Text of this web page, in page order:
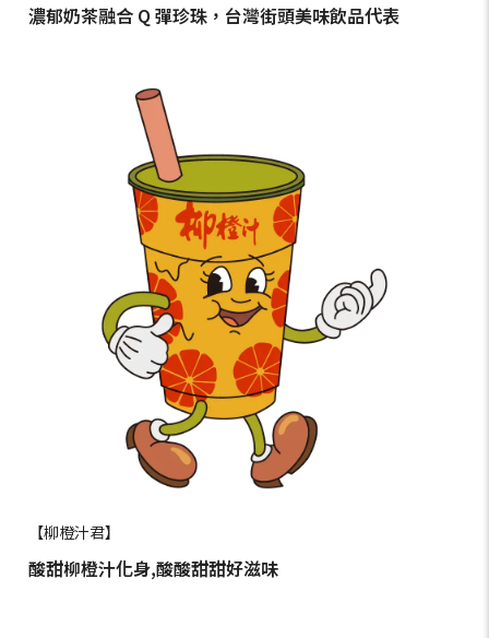
濃郁奶茶融合 Q 彈珍珠，台灣街頭美味飲品代表
【柳橙汁君】
酸甜柳橙汁化身,酸酸甜甜好滋味